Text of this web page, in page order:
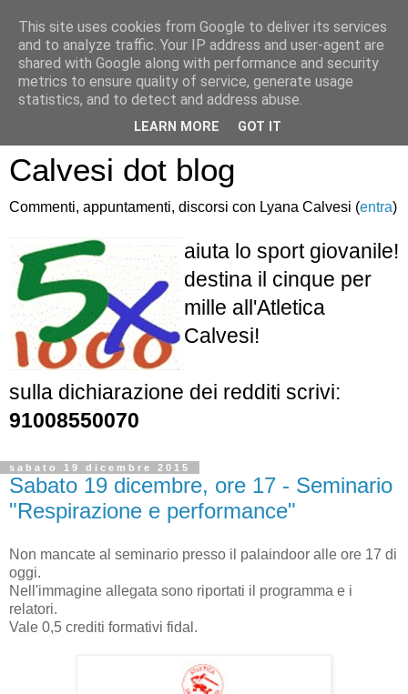
Atletica Sandro
Calvesi dot blog
Commenti, appuntamenti, discorsi con Lyana Calvesi (entra)
aiuta lo sport giovanile!
destina il cinque per
mille all'Atletica
Calvesi!
sulla dichiarazione dei redditi scrivi:
91008550070
sabato 19 dicembre 2015
Sabato 19 dicembre, ore 17 - Seminario
"Respirazione e performance"
Non mancate al seminario presso il palaindoor alle ore 17 di
oggi.
Nell'immagine allegata sono riportati il programma e i
relatori.
Vale 0,5 crediti formativi fidal.
This site uses cookies from Google to deliver its services
and to analyze traffic. Your IP address and user-agent are
shared with Google along with performance and security
metrics to ensure quality of service, generate usage
statistics, and to detect and address abuse.
LEARN MORE GOT IT